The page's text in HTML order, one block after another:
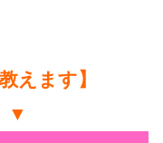
えます】